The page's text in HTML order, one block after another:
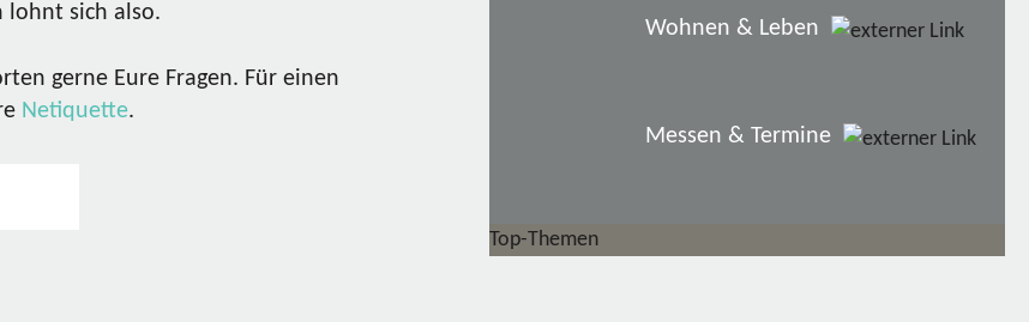
lohnt sich also.
gerne Eure Fragen. Für einen
Netiquette.
Wohnen & Leben
Messen & Termine
Top-Themen